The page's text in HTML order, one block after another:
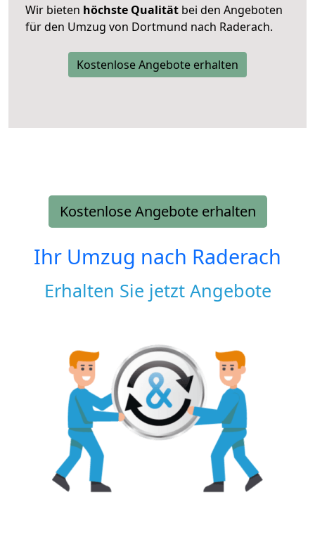
Wir bieten höchste Qualität bei den Angeboten
für den Umzug von Dortmund nach Raderach.
Kostenlose Angebote erhalten
Kostenlose Angebote erhalten
Ihr Umzug nach Raderach
Erhalten Sie jetzt Angebote